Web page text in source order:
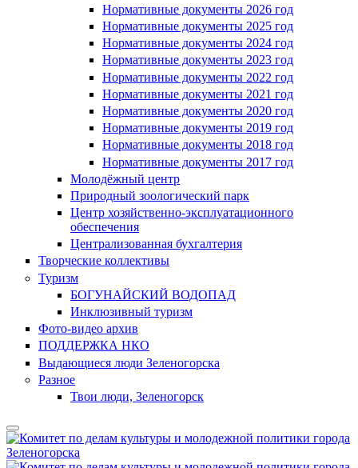
Нормативные документы 2026 год
Нормативные документы 2025 год
Нормативные документы 2024 год
Нормативные документы 2023 год
Нормативные документы 2022 год
Нормативные документы 2021 год
Нормативные документы 2020 год
Нормативные документы 2019 год
Нормативные документы 2018 год
Нормативные документы 2017 год
Молодёжный центр
Природный зоологический парк
Центр хозяйственно-эксплуатационного
обеспечения
Централизованная бухгалтерия
Творческие коллективы
Туризм
БОГУНАЙСКИЙ ВОДОПАД
Инклюзивный туризм
Фото-видео архив
ПОДДЕРЖКА НКО
Выдающиеся люди Зеленогорска
Разное
Твои люди, Зеленогорск